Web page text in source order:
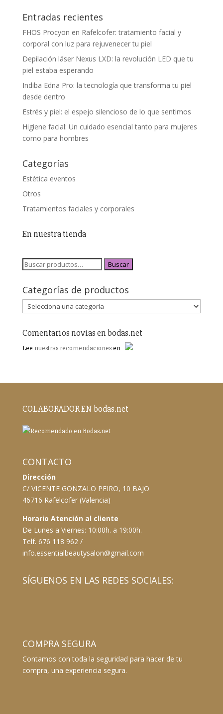
Entradas recientes
FHOS Procyon en Rafelcofer: tratamiento facial y
corporal con luz para rejuvenecer tu piel
Depilación láser Nexus LXD: la revolución LED que tu
piel estaba esperando
Indiba Edna Pro: la tecnología que transforma tu piel
desde dentro
Estrés y piel: el espejo silencioso de lo que sentimos
Higiene facial: Un cuidado esencial tanto para mujeres
como para hombres
Categorías
Estética eventos
Otros
Tratamientos faciales y corporales
En nuestra tienda
Buscar
Categorías de productos
Comentarios novias en bodas.net
Lee nuestras recomendacionesen
COLABORADOR EN bodas.net
CONTACTO
Dirección
C/ VICENTE GONZALO PEIRO, 10 BAJO
46716 Rafelcofer (Valencia)
Horario Atención al cliente
De Lunes a Viernes: 10:00h. a 19:00h.
Telf. 676 118 962 /
info.essentialbeautysalon@gmail.com
SÍGUENOS EN LAS REDES SOCIALES:
COMPRA SEGURA
Contamos con toda la seguridad para hacer de tu
compra, una experiencia segura.